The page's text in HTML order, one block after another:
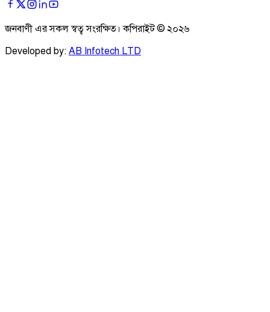
জনবাণী এর সকল স্বত্ব সংরক্ষিত। কপিরাইট © ২০২৬
Developed by: AB Infotech LTD